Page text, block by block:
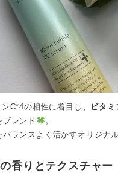
C*4の相性に着目し、 ビタミ
レンド
。
ランスよく活かすオリジナル
香りとテクスチャー